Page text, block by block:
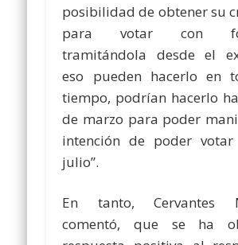
posibilidad de obtener su
para votar con
tramitándola desde el
eso pueden hacerlo en
tiempo, podrían hacerlo
de marzo para poder
intención de poder
julio”.
En tanto, Cervantes
comentó, que se ha